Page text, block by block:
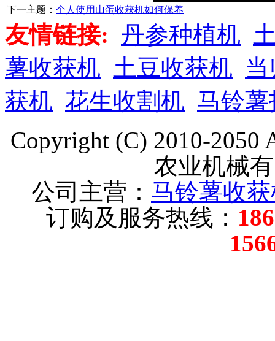
下一主题： 个人使用山蛋收获机如何保养
友情链接: 丹参种植机
薯收获机 土豆收获机
获机 花生收割机 马铃
Copyright (C) 2010-
农业机械
公司主营： 马铃薯收
订购及服务热线：